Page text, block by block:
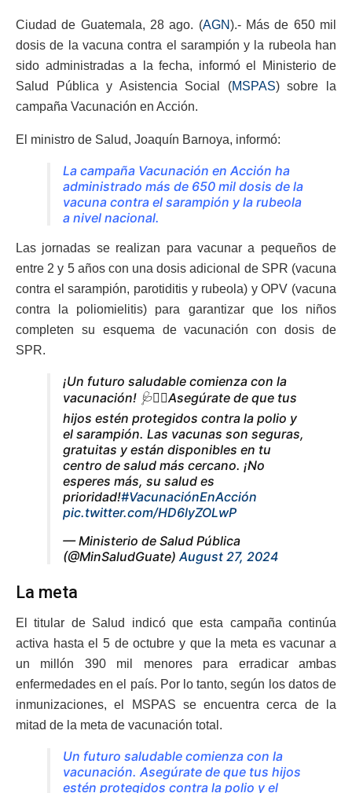
Ciudad de Guatemala, 28 ago. (AGN).- Más de 650 mil
dosis de la vacuna contra el sarampión y la rubeola han
sido administradas a la fecha, informó el Ministerio de
Salud Pública y Asistencia Social (MSPAS) sobre la
campaña Vacunación en Acción.
El ministro de Salud, Joaquín Barnoya, informó:
La campaña Vacunación en Acción ha
administrado más de 650 mil dosis de la
vacuna contra el sarampión y la rubeola
a nivel nacional.
Las jornadas se realizan para vacunar a pequeños de
entre 2 y 5 años con una dosis adicional de SPR (vacuna
contra el sarampión, parotiditis y rubeola) y OPV (vacuna
contra la poliomielitis) para garantizar que los niños
completen su esquema de vacunación con dosis de
SPR.
¡Un futuro saludable comienza con la
vacunación! 🩺👨‍⚕️Asegúrate de que tus
hijos estén protegidos contra la polio y
el sarampión. Las vacunas son seguras,
gratuitas y están disponibles en tu
centro de salud más cercano. ¡No
esperes más, su salud es
prioridad!#VacunaciónEnAcción
pic.twitter.com/HD6lyZOLwP
— Ministerio de Salud Pública
(@MinSaludGuate) August 27, 2024
La meta
El titular de Salud indicó que esta campaña continúa
activa hasta el 5 de octubre y que la meta es vacunar a
un millón 390 mil menores para erradicar ambas
enfermedades en el país. Por lo tanto, según los datos de
inmunizaciones, el MSPAS se encuentra cerca de la
mitad de la meta de vacunación total.
Un futuro saludable comienza con la
vacunación. Asegúrate de que tus hijos
estén protegidos contra la polio y el